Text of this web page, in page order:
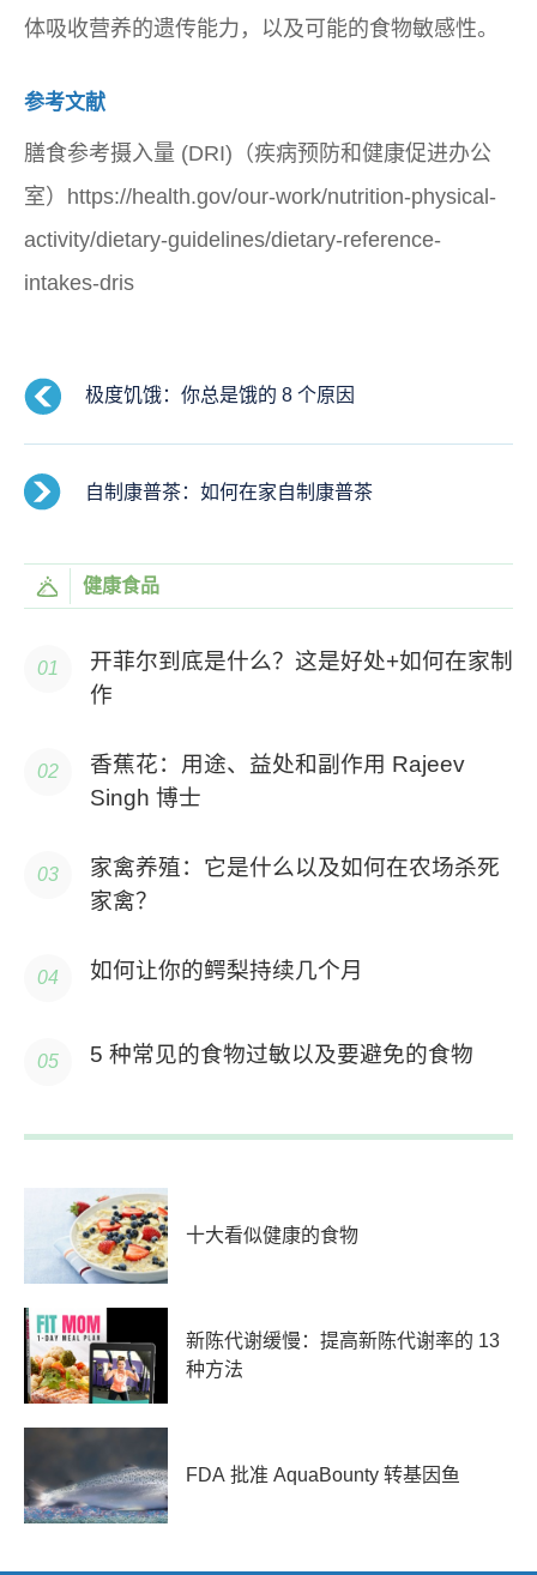
体吸收营养的遗传能力，以及可能的食物敏感性。
参考文献
膳食参考摄入量 (DRI)（疾病预防和健康促进办公
室）https://health.gov/our-work/nutrition-physical-
activity/dietary-guidelines/dietary-reference-
intakes-dris
极度饥饿：你总是饿的 8 个原因
自制康普茶：如何在家自制康普茶
健康食品
开菲尔到底是什么？这是好处+如何在家制
作
香蕉花：用途、益处和副作用 Rajeev
Singh 博士
家禽养殖：它是什么以及如何在农场杀死
家禽？
如何让你的鳄梨持续几个月
5 种常见的食物过敏以及要避免的食物
十大看似健康的食物
新陈代谢缓慢：提高新陈代谢率的 13
种方法
FDA 批准 AquaBounty 转基因鱼